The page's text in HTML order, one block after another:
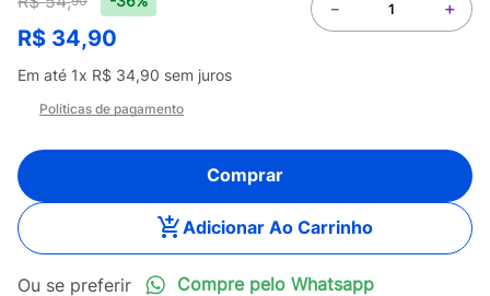
R$ 34,90
Em até 1x R$ 34,90 sem juros
＋
－
Políticas de pagamento
Comprar
Adicionar Ao Carrinho
Compre pelo Whatsapp